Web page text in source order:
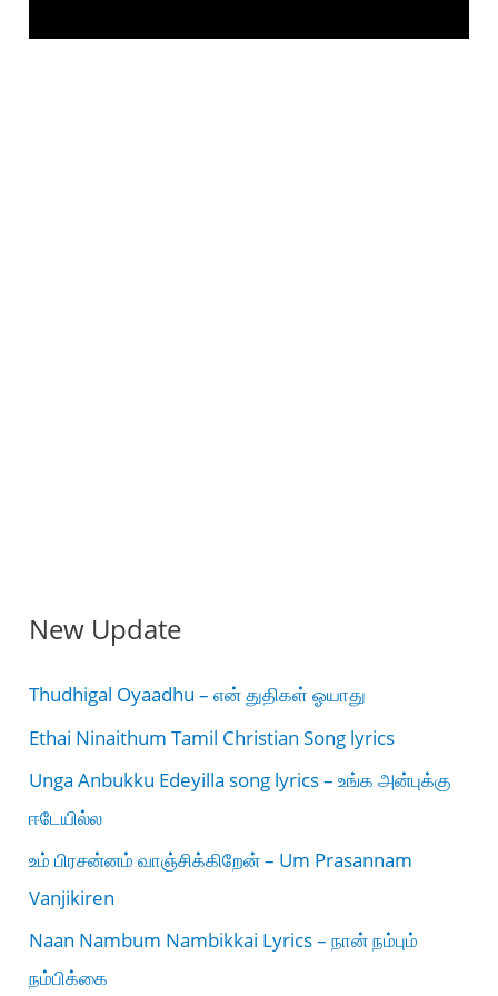
New Update
Thudhigal Oyaadhu – என் துதிகள் ஓயாது
Ethai Ninaithum Tamil Christian Song lyrics
Unga Anbukku Edeyilla song lyrics – உங்க அன்புக்கு
ஈடேயில்ல
உம் பிரசன்னம் வாஞ்சிக்கிறேன் – Um Prasannam
Vanjikiren
Naan Nambum Nambikkai Lyrics – நான் நம்பும்
நம்பிக்கை